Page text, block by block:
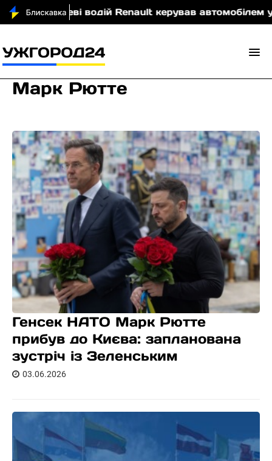
водій Renault керував автомобілем у стані
Марк Рютте
Генсек НАТО Марк Рютте
прибув до Києва: запланована
зустріч із Зеленським
03.06.2026